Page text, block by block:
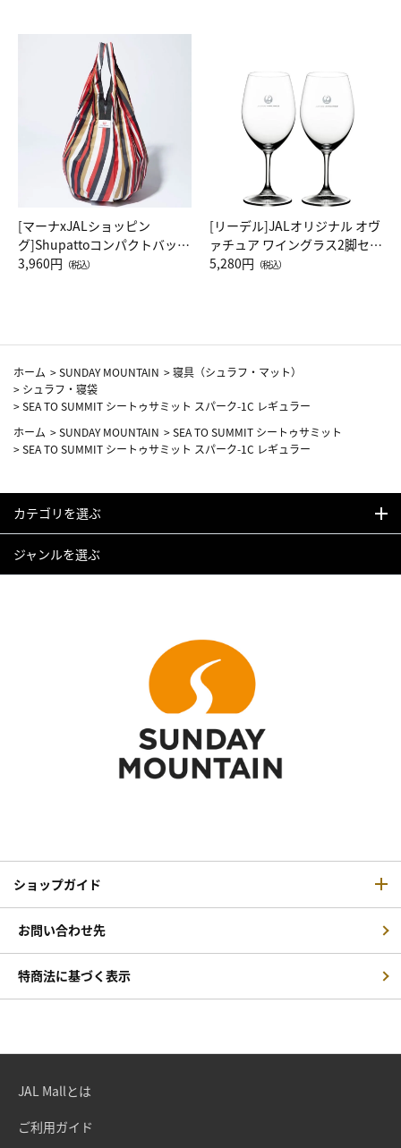
[マーナxJALショッピン
グ]Shupattoコンパクトバッグ
Drop JAL客室乗務員（LC）ス
3,960円 （税込）
[リーデル]JALオリジナル オヴ
ァチュア ワイングラス2脚セッ
ト（レッドワイン）
5,280円 （税込）
ホーム >SUNDAY MOUNTAIN >寝具（シュラフ・マット）
> シュラフ・寝袋
>SEA TO SUMMIT シートゥサミット スパーク-1C レギュラー
ホーム >SUNDAY MOUNTAIN >SEA TO SUMMIT シートゥサミット
>SEA TO SUMMIT シートゥサミット スパーク-1C レギュラー
カテゴリを選ぶ
ジャンルを選ぶ
ショップガイド
お問い合わせ先
特商法に基づく表示
JAL Mallとは
ご利用ガイド